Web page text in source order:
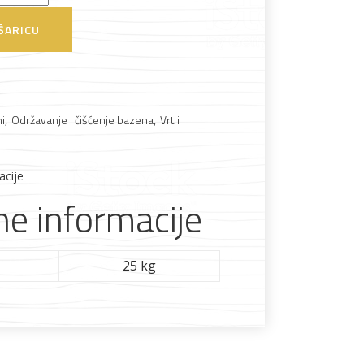
Boje i lakovi
Vijčana roba
, Održavanje i čišćenje bazena, Vrt i
informacije
25 kg